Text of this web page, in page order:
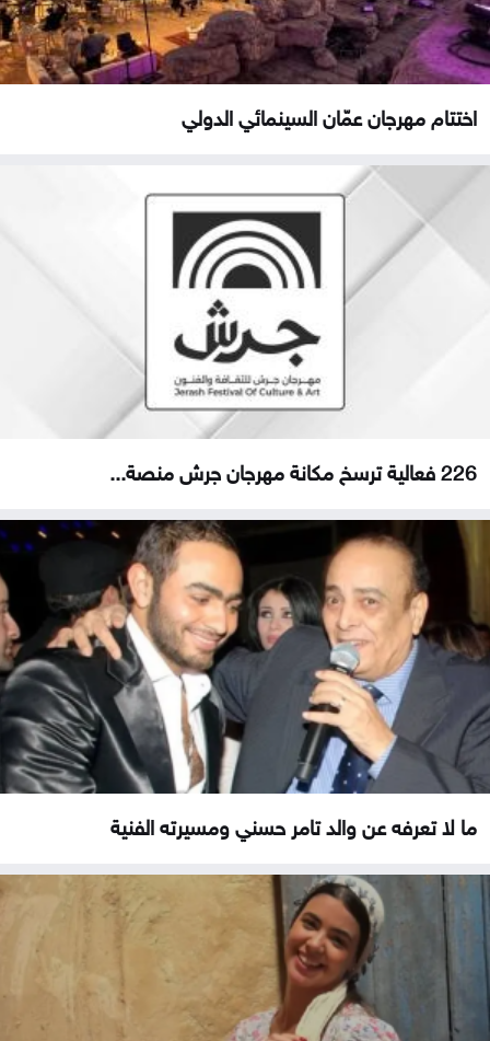
اختتام مهرجان عمّان السينمائي الدولي
226 فعالية ترسخ مكانة مهرجان جرش منصة...
ما لا تعرفه عن والد تامر حسني ومسيرته الفنية